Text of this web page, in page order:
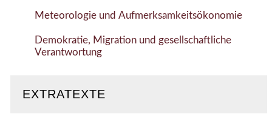
Meteorologie und Aufmerksamkeitsökonomie
Demokratie, Migration und gesellschaftliche
Verantwortung
EXTRATEXTE